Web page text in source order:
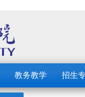
教务教学 招生